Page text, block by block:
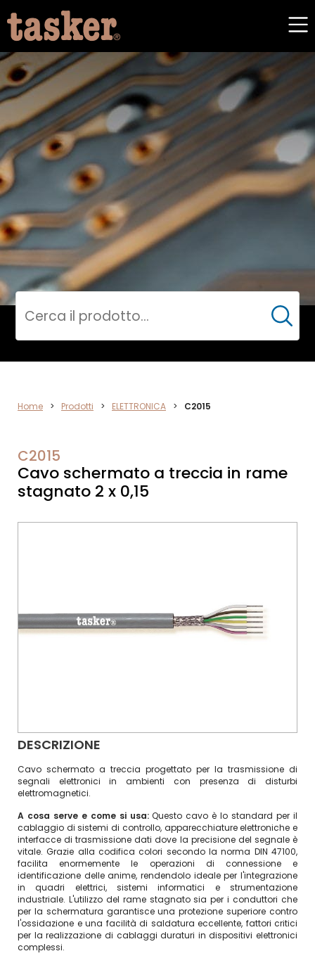
ELETTRONICA
Cerca
Home > Prodotti > ELETTRONICA > C2015
C2015
Cavo schermato a treccia in rame
stagnato 2 x 0,15
DESCRIZIONE
Cavo schermato a treccia progettato per la trasmissione di
segnali elettronici in ambienti con presenza di disturbi
elettromagnetici.
A cosa serve e come si usa:Questo cavo è lo standard per il
cablaggio di sistemi di controllo, apparecchiature elettroniche e
interfacce di trasmissione dati dove la precisione del segnale è
vitale. Grazie alla codifica colori secondo la norma DIN 47100,
facilita enormemente le operazioni di connessione e
identificazione delle anime, rendendolo ideale per l'integrazione
in quadri elettrici, sistemi informatici e strumentazione
industriale. L'utilizzo del rame stagnato sia per i conduttori che
per la schermatura garantisce una protezione superiore contro
l'ossidazione e una facilità di saldatura eccellente, fattori critici
per la realizzazione di cablaggi duraturi in dispositivi elettronici
complessi.